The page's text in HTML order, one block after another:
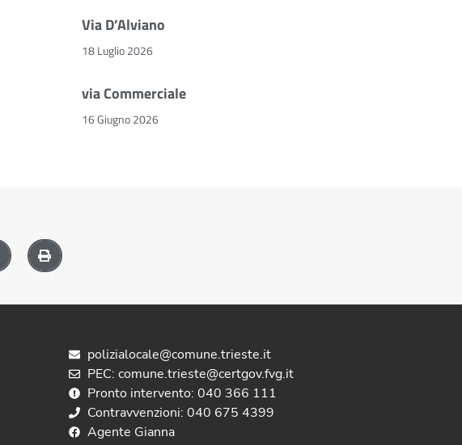
Via D’Alviano
18 Luglio 2026
via Commerciale
16 Giugno 2026
polizialocale@comune.trieste.it
PEC: comune.trieste@certgov.fvg.it
Pronto intervento: 040 366 111
Contravvenzioni: 040 675 4399
Agente Gianna